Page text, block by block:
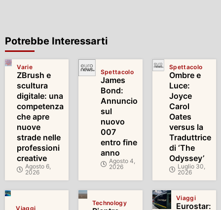
Potrebbe Interessarti
Varie
ZBrush e
scultura
digitale: una
competenza
che apre
nuove
strade nelle
professioni
creative
Agosto 6,
2026
Spettacolo
James
Bond:
Annuncio
sul
nuovo
007
entro fine
anno
Agosto 4,
2026
Spettacolo
Ombre e
Luce:
Joyce
Carol
Oates
versus la
Traduttrice
di ‘The
Odyssey’
Luglio 30,
2026
Viaggi
Technology
Viaggi
Eurostar: